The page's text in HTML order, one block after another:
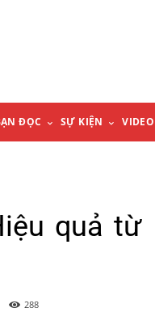
ĐỌC SỰ KIỆN VIDEO
quả từ
288